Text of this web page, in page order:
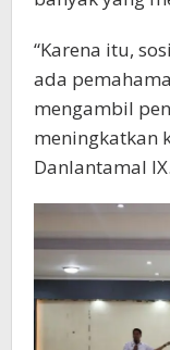
“Karena itu,
ada
mengambil
meningkatkan
Danlantamal IX.